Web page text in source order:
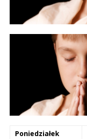
Poniedziałek